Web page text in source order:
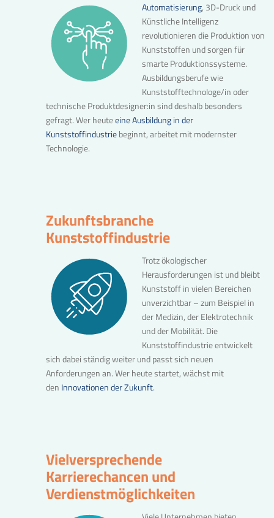
Automatisierung, 3D-Druck und
Künstliche Intelligenz
revolutionieren die Produktion von
Kunststoffen und sorgen für
smarte Produktionssysteme.
Ausbildungsberufe wie
Kunststofftechnologe/in oder
technische Produktdesigner:in sind deshalb besonders
gefragt. Wer heuteeine Ausbildung in der
Kunststoffindustriebeginnt, arbeitet mit modernster
Technologie.
Zukunftsbranche
Kunststoffindustrie
Trotz ökologischer
Herausforderungen ist und bleibt
Kunststoff in vielen Bereichen
unverzichtbar – zum Beispiel in
der Medizin, der Elektrotechnik
und der Mobilität. Die
Kunststoffindustrie entwickelt
sich dabei ständig weiter und passt sich neuen
Anforderungen an. Wer heute startet, wächst mit
den Innovationen der Zukunft.
Vielversprechende
Karrierechancen und
Verdienstmöglichkeiten